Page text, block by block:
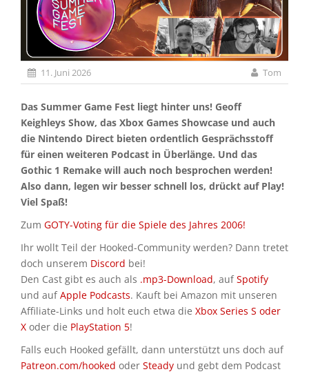
11. Juni 2026 Tom
Das Summer Game Fest liegt hinter uns! Geoff
Keighleys Show, das Xbox Games Showcase und auch
die Nintendo Direct bieten ordentlich Gesprächsstoff
für einen weiteren Podcast in Überlänge. Und das
Gothic 1 Remake will auch noch besprochen werden!
Also dann, legen wir besser schnell los, drückt auf Play!
Viel Spaß!
Zum GOTY-Voting für die Spiele des Jahres 2006!
Ihr wollt Teil der Hooked-Community werden? Dann tretet
doch unserem Discord bei!
Den Cast gibt es auch als .mp3-Download, aufSpotify
und aufApple Podcasts. Kauft bei Amazon mit unseren
Affiliate-Links und holt euch etwa die Xbox Series S oder
X oder die PlayStation 5!
Falls euch Hooked gefällt, dann unterstützt uns doch auf
Patreon.com/hooked oder Steady und gebt dem Podcast